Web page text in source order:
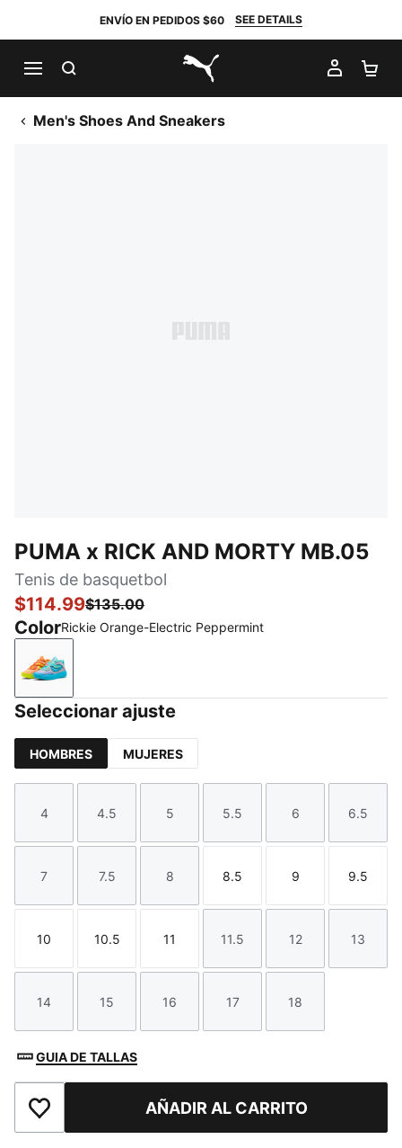
ENVÍO EN PEDIDOS $60 SEE DETAILS
PUMA.com
MI
Men's Shoes And Sneakers
PUMA x RICK AND MORTY MB.05
Tenis de basquetbol
$114.99$135.00
ColorRickie Orange-Electric Peppermint
Rickie Orange-Electric Peppermint
Seleccionar ajuste
HOMBRES MUJERES
Talla
4
Talla
4.5
Talla
5
Talla
5.5
Talla
6
Talla
6.5
Talla
7
Talla
7.5
Talla
8
Talla
8.5
Talla
9
Talla
9.5
Talla
10
Talla
10.5
Talla
11
Talla
11.5
Talla
12
Talla
13
Talla
14
Talla
15
Talla
16
Talla
17
Talla
18
GUIA DE TALLAS
Añadir a la lista de deseosAÑADIR AL CARRITO